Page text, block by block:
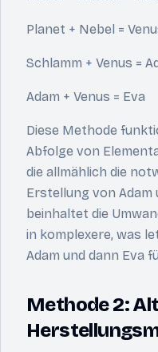
Planet + Nebel =
Schlamm + Venus =
Adam + Venus = Eva
Diese Methode
Abfolge von
die allmählich die
Erstellung von Adam
beinhaltet die
in komplexere, was
Adam und dann Eva
Methode 2: